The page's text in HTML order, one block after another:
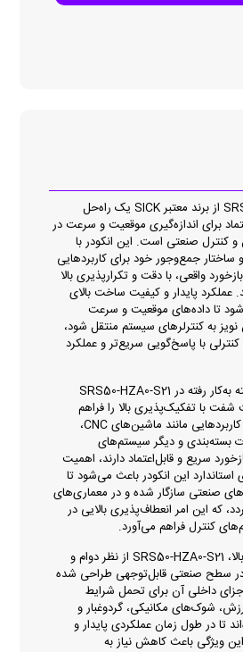
انکودر SRS50-HZA0-S21 از برند معتبر SICK یک راه‌حل
برای اندازه‌گیری موقعیت و سرعت در
کنترل صنعتی است. این انکودر با
جمع‌وجور خود برای کاربردهایی
واقعی، با دقت و تکرارپذیری بالا
پایدار و کیفیت ساخت بالای
تا داده‌های موقعیت و سرعت
به کنترلرهای سیستم منتقل شود،
با پاسخ‌گویی سریع‌تر و عملکرد
فناوری حسگری پیشرفته به‌کار رفته در SRS50-HZA0-S21
با تفکیک‌پذیری بالا را فراهم
می‌آورد؛ این ویژگی در کاربردهایی مانند ماشین‌های CNC،
بسته‌بندی و دیگر سیستم‌های
سریع و قابل‌اعتماد دارند، اهمیت
این انکودر باعث می‌شود تا
صنعتی سازگار شده و در معماری‌های
که این امر انعطاف‌پذیری بالایی در
کنترل فراهم می‌آورد.
علاوه بر دقت عملیاتی بالا، SRS50-HZA0-S21 از نظر دوام و
سطح صنعتی قابل‌توجهی طراحی شده
داخلی آن برای تحمل شرایط
شوک‌های مکانیکی، گردوغبار و
تا در طول زمان عملکردی پایدار و
ویژگی باعث کاهش نیاز به